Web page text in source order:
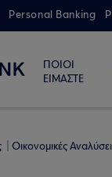
Personal Banking
ΠΟΙΟΙ
ΕΙΜΑΣΤΕ
Οικονομικές